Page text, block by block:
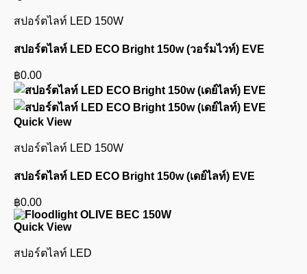
สปอร์ตไลท์ LED 150W
สปอร์ตไลท์ LED ECO Bright 150w (วอร์มไวท์) EVE
฿0.00
Quick View
สปอร์ตไลท์ LED 150W
สปอร์ตไลท์ LED ECO Bright 150w (เดย์ไลท์) EVE
฿0.00
Quick View
สปอร์ตไลท์ LED